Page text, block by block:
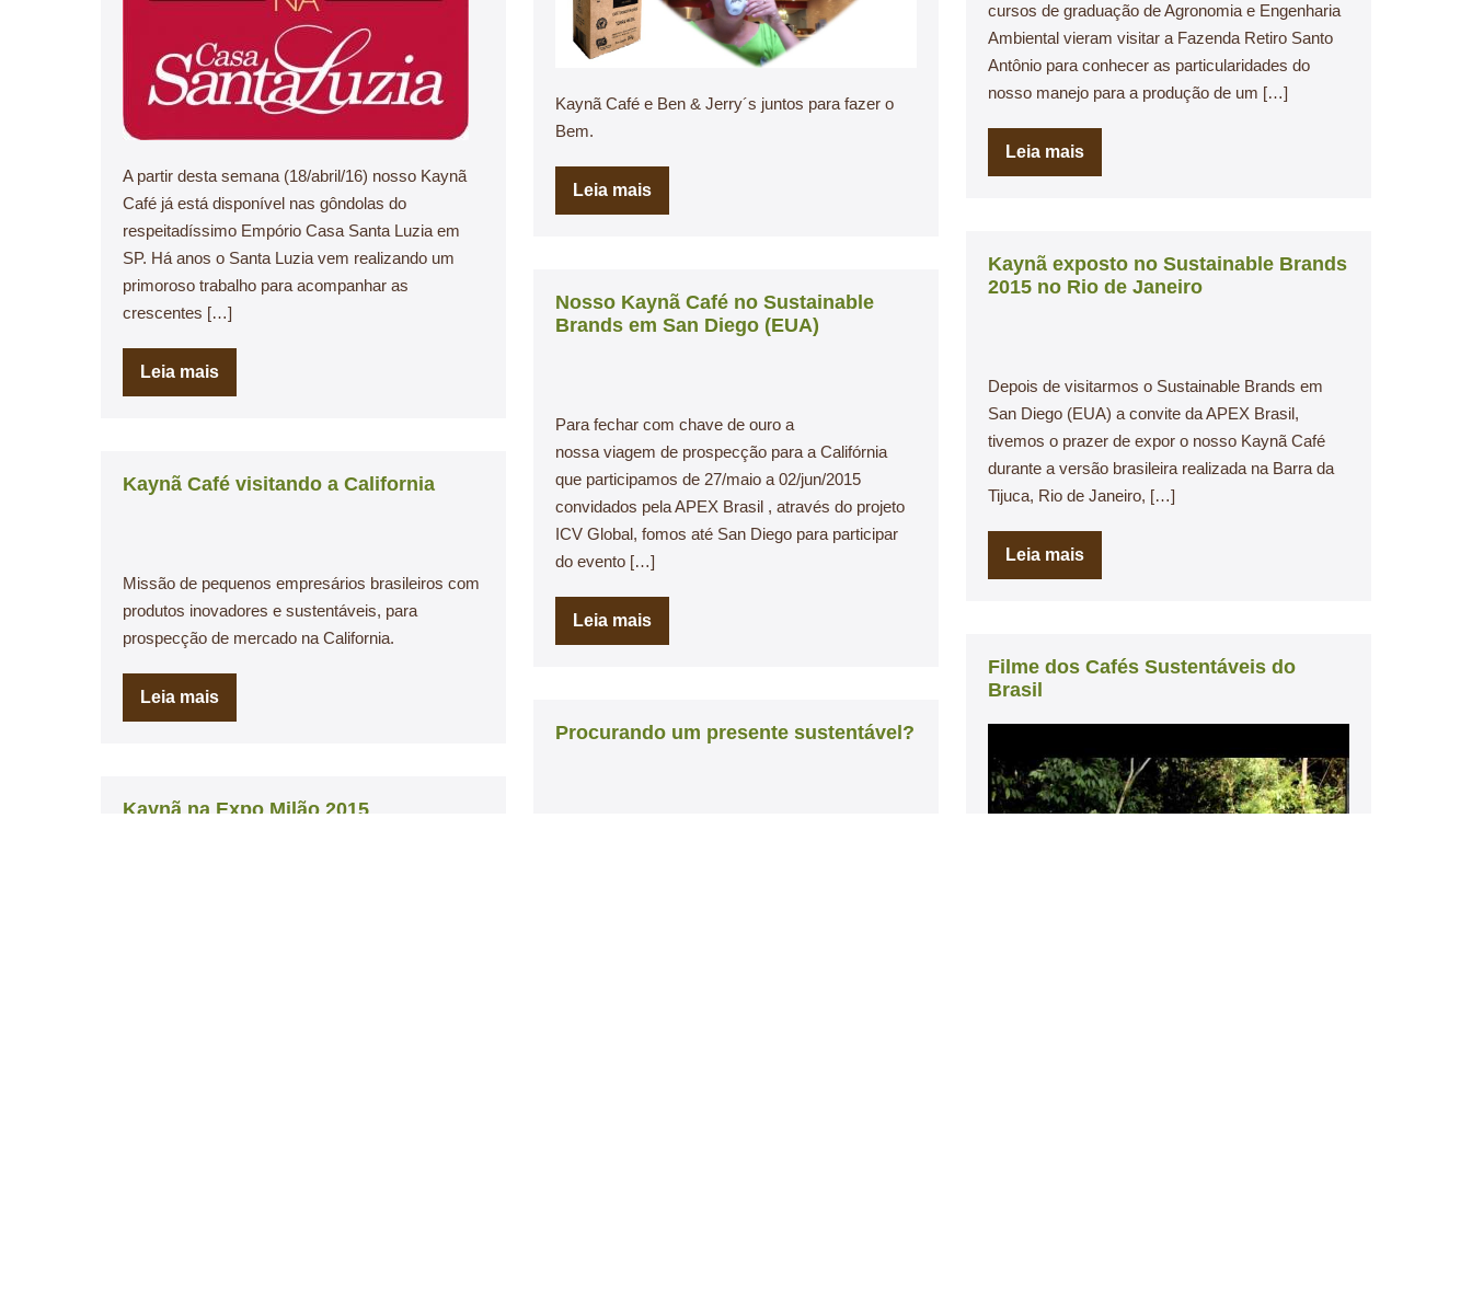
A partir desta semana (18/abril/16) nosso Kaynã
Café já está disponível nas gôndolas do
respeitadíssimo Empório Casa Santa Luzia em
SP. Há anos o Santa Luzia vem realizando um
primoroso trabalho para acompanhar as
crescentes […]
Leia mais
Kaynã Café e Ben & Jerry´s juntos para fazer o
Bem.
Leia mais
cursos de graduação de Agronomia e Engenharia
Ambiental vieram visitar a Fazenda Retiro Santo
Antônio para conhecer as particularidades do
nosso manejo para a produção de um […]
Leia mais
Kaynã exposto no Sustainable Brands
2015 no Rio de Janeiro
Depois de visitarmos o Sustainable Brands em
San Diego (EUA) a convite da APEX Brasil,
tivemos o prazer de expor o nosso Kaynã Café
durante a versão brasileira realizada na Barra da
Tijuca, Rio de Janeiro, […]
Leia mais
Nosso Kaynã Café no Sustainable
Brands em San Diego (EUA)
Para fechar com chave de ouro a
nossa viagem de prospecção para a Califórnia
que participamos de 27/maio a 02/jun/2015
convidados pela APEX Brasil , através do projeto
ICV Global, fomos até San Diego para participar
do evento […]
Leia mais
Kaynã Café visitando a California
Missão de pequenos empresários brasileiros com
produtos inovadores e sustentáveis, para
prospecção de mercado na California.
Leia mais
Filme dos Cafés Sustentáveis do
Brasil
Procurando um presente sustentável?
Kaynã na Expo Milão 2015